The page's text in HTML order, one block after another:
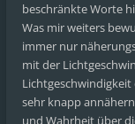
beschränkte Worte
Was mir weiters
immer nur
mit der
sehr knapp
und Wahrheit über